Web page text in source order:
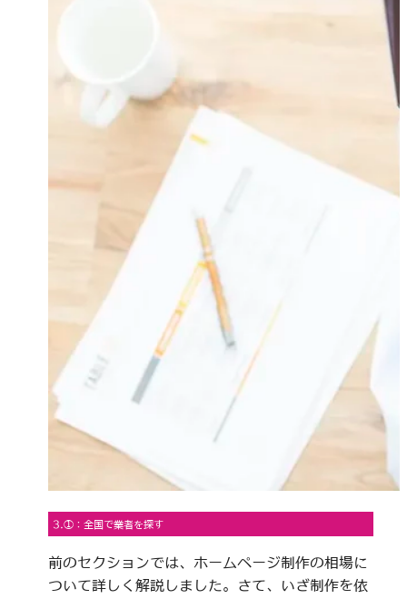
3.①：全国で業者を探す
前のセクションでは、ホームページ制作の相場に
ついて詳しく解説しました。さて、いざ制作を依